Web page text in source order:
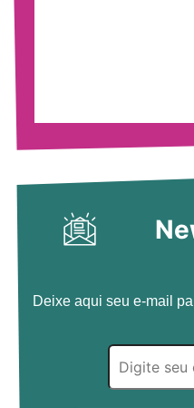
Deixe aqui seu e-mail